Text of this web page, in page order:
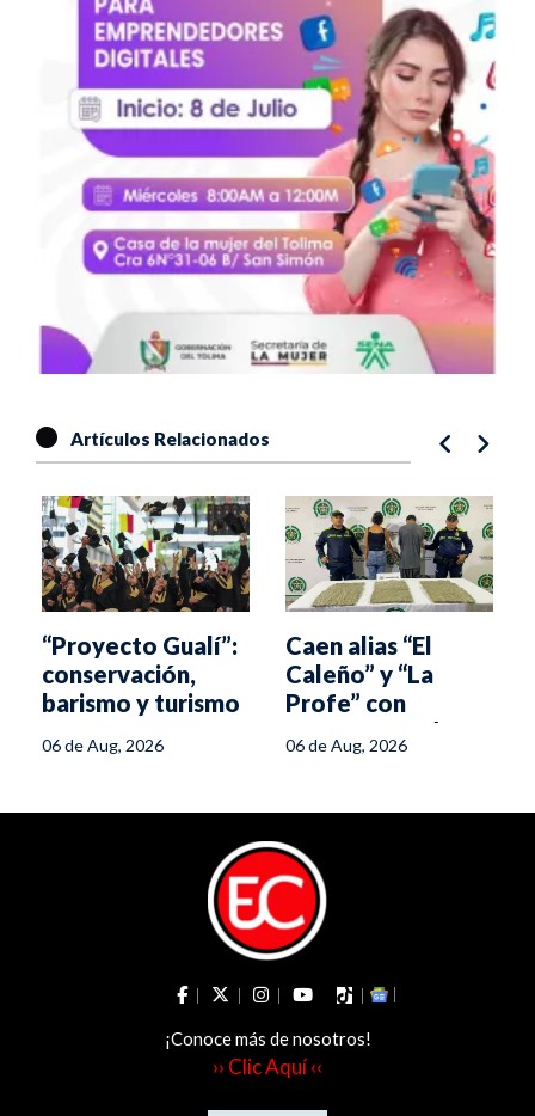
Artículos Relacionados
“Proyecto Gualí”:
conservación,
barismo y turismo
la región
06 de Aug, 2026
Caen alias “El
Caleño” y “La
Profe” con
cargamento de
marihuana en
06 de Aug, 2026
¡Conoce más de nosotros!
›› Clic Aquí ‹‹